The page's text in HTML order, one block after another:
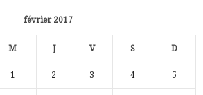
février 2017
M J V S D
1 2 3 4 5